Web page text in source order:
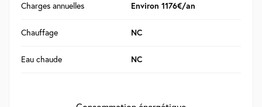
Charges annuelles Environ 1176€/an
Chauffage NC
Eau chaude NC